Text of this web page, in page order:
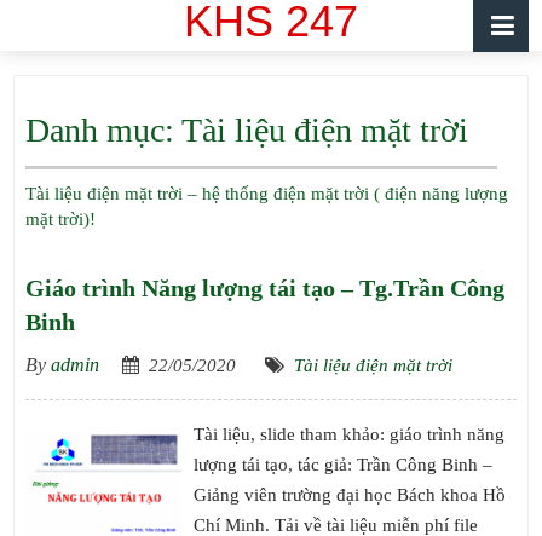
KHS 247
Danh mục: Tài liệu điện mặt trời
Tài liệu điện mặt trời – hệ thống điện mặt trời ( điện năng lượng
mặt trời)!
Giáo trình Năng lượng tái tạo – Tg.Trần Công
Binh
By admin 22/05/2020 Tài liệu điện mặt trời
Tài liệu, slide tham khảo: giáo trình năng
lượng tái tạo, tác giả: Trần Công Binh –
Giảng viên trường đại học Bách khoa Hồ
Chí Minh. Tải về tài liệu miễn phí file